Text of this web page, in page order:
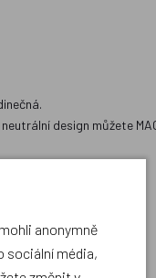
design můžete
anonymně
sociální média,